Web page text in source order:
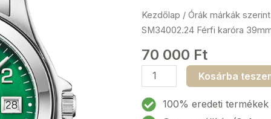
Kezdőlap / Órák márkák szerint
SM34002.24 Férfi karóra
70 000 Ft
Swiss
Military
SM34002.24
Kosárba
100% eredeti termékek